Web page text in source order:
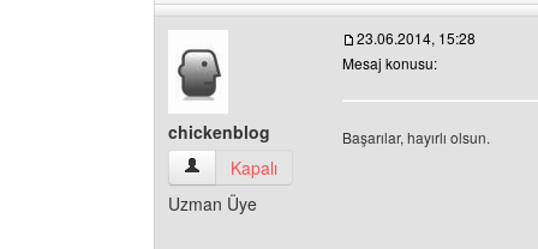
chickenblog
chickenblog Kullanıcının profilini görüntüle
Kapalı
Uzman Üye
23.06.2014, 15:28
Mesaj konusu:
Başarılar, hayırlı olsun.